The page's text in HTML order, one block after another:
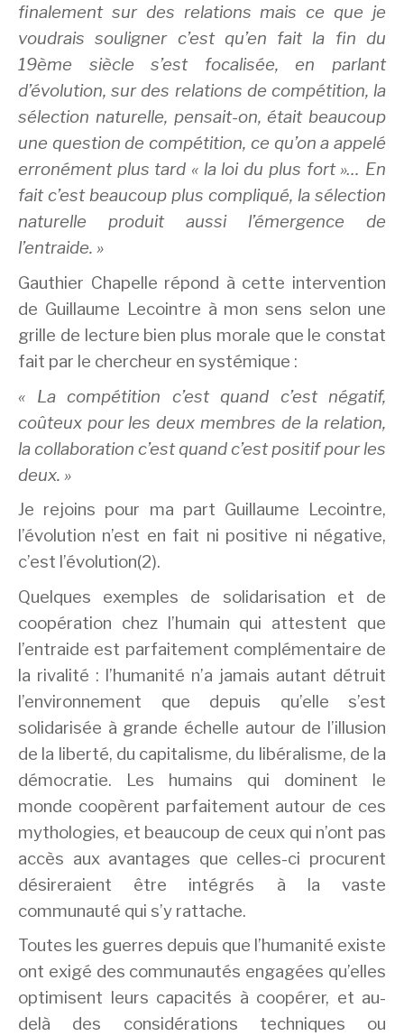
finalement sur des relations mais ce que je
voudrais souligner c’est qu’en fait la fin du
19ème siècle s’est focalisée, en parlant
d’évolution, sur des relations de compétition, la
sélection naturelle, pensait-on, était beaucoup
une question de compétition, ce qu’on a appelé
erronément plus tard « la loi du plus fort »… En
fait c’est beaucoup plus compliqué, la sélection
naturelle produit aussi l’émergence de
l’entraide. »
Gauthier Chapelle répond à cette intervention
de Guillaume Lecointre à mon sens selon une
grille de lecture bien plus morale que le constat
fait par le chercheur en systémique :
« La compétition c’est quand c’est négatif,
coûteux pour les deux membres de la relation,
la collaboration c’est quand c’est positif pour les
deux. »
Je rejoins pour ma part Guillaume Lecointre,
l’évolution n’est en fait ni positive ni négative,
c’est l’évolution(2).
Quelques exemples de solidarisation et de
coopération chez l’humain qui attestent que
l’entraide est parfaitement complémentaire de
la rivalité : l’humanité n’a jamais autant détruit
l’environnement que depuis qu’elle s’est
solidarisée à grande échelle autour de l’illusion
de la liberté, du capitalisme, du libéralisme, de la
démocratie. Les humains qui dominent le
monde coopèrent parfaitement autour de ces
mythologies, et beaucoup de ceux qui n’ont pas
accès aux avantages que celles-ci procurent
désireraient être intégrés à la vaste
communauté qui s’y rattache.
Toutes les guerres depuis que l’humanité existe
ont exigé des communautés engagées qu’elles
optimisent leurs capacités à coopérer, et au-
delà des considérations techniques ou